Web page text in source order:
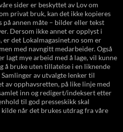
sider er beskyttet av Lov om
privat bruk, kan det ikke kopieres
annen måte – bilder eller tekst
Dersom ikke annet er opplyst i
det Lokalmagasinet.no som er
med navngitt medarbeider. Også
lagt mye arbeid med å lage, vil kunne
å bruke uten tillatelse i en liknende
av utvalgte lenker til
av opphavsretten, på like linje med
inn og redigert/indeksert etter
til god presseskikk skal
når det brukes utdrag fra våre